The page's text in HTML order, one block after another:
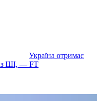
Україна отримає
із ШІ, — FT